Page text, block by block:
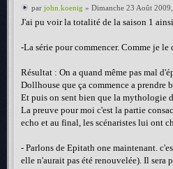
par john.koenig » Dimanche 23 Août
J'ai pu voir la totalité de la saison 1
-La série pour commencer. Comme je le
Résultat : On a quand même pas mal
Dollhouse que ça commence a prendre
Et puis on sent bien que la mythologie
La preuve pour moi c'est la partie
echo et au final, les scénaristes lui ont
- Parlons de Epitath one maintenant.
elle n'aurait pas été renouvelée). Il sera